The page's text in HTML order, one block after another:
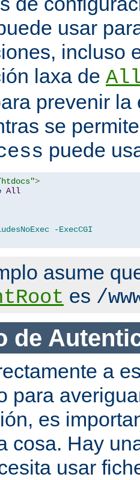
usar
incluso
laxa de
prevenir la
se
puede
htdocs">
All
-ExecCGI
asume
es /
de
a
para
es
cosa. Hay
usar